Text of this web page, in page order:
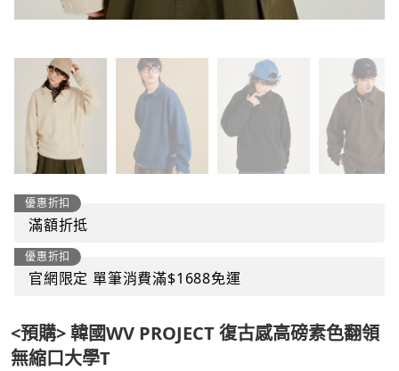
優惠折扣
滿額折抵
優惠折扣
官網限定 單筆消費滿$1688免運
<預購> 韓國WV PROJECT 復古感高磅素色翻領
無縮口大學T